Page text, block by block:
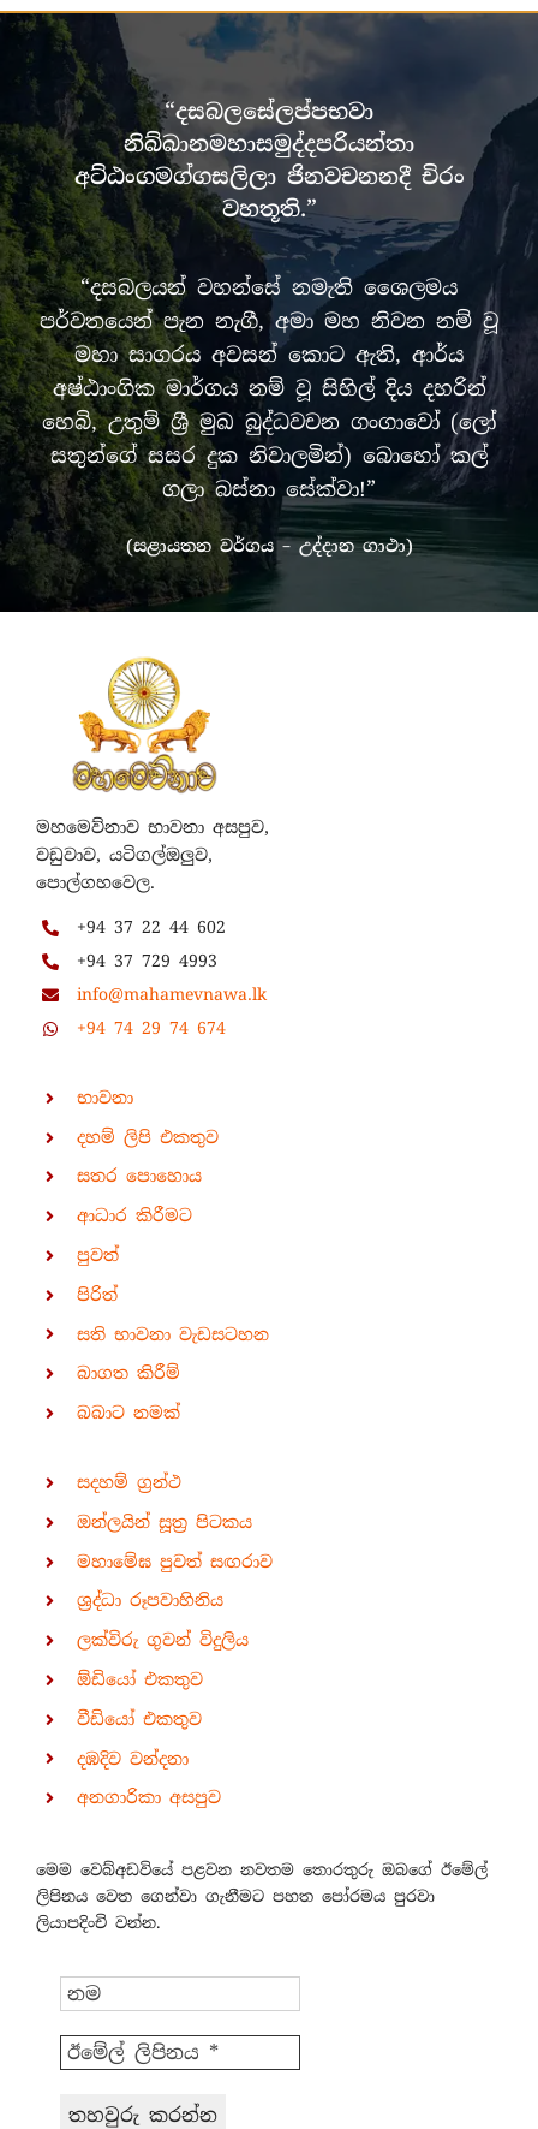
“දසබලසේලප්පභවා
නිබ්බානමහාසමුද්දපරියන්තා
අට්ඨංගමග්ගසලිලා ජිනවචනනදී චිරං
වහතූති.”
“දසබලයන් වහන්සේ නමැති ශෛලමය
පර්වතයෙන් පැන නැගී, අමා මහ නිවන නම් වූ
මහා සාගරය අවසන් කොට ඇති, ආර්ය
අෂ්ඨාංගික මාර්ගය නම් වූ සිහිල් දිය දහරින්
හෙබි, උතුම් ශ්‍රී මුඛ බුද්ධවචන ගංගාවෝ (ලෝ
සතුන්ගේ සසර දුක නිවාලමින්) බොහෝ කල්
ගලා බස්නා සේක්වා!”
(සළායතන වර්ගය – උද්දාන ගාථා)
මහමෙව්නාව භාවනා අසපුව,
වඩුවාව, යටිගල්ඔලුව,
පොල්ගහවෙල.
+94 37 22 44 602
+94 37 729 4993
info@mahamevnawa.lk
+94 74 29 74 674
භාවනා
දහම් ලිපි එකතුව
සතර පොහොය
ආධාර කිරීමට
පුවත්
පිරිත්
සති භාවනා වැඩසටහන
බාගත කිරීම්
බබාට නමක්
සදහම් ග්‍රන්ථ
ඔන්ලයින් සූත්‍ර පිටකය
මහාමේඝ පුවත් සඟරාව
ශ්‍රද්ධා රූපවාහිනිය
ලක්විරු ගුවන් විදුලිය
ඕඩියෝ එකතුව
වීඩියෝ එකතුව
දඹදිව වන්දනා
අනගාරිකා අසපුව
මෙම වෙබ්අඩවියේ පළවන නවතම තොරතුරු ඔබගේ ඊමේල්
ලිපිනය වෙත ගෙන්වා ගැනීමට පහත පෝරමය පුරවා
ලියාපදිංචි වන්න.